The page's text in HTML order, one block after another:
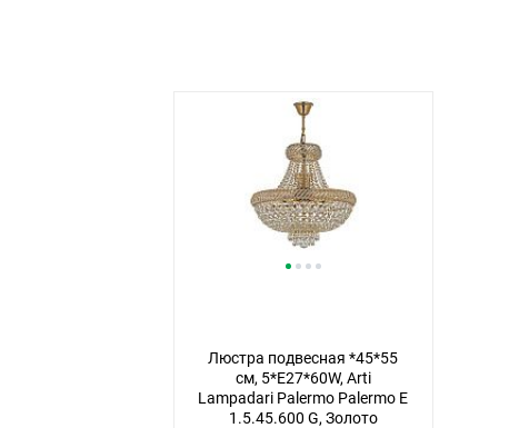
Люстра подвесная *45*55
см, 5*E27*60W, Arti
Lampadari Palermo Palermo E
1.5.45.600 G, Золото